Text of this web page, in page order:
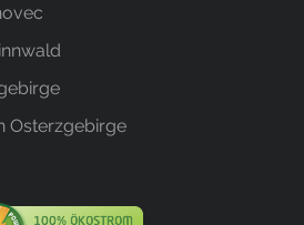
Osterzgebirge